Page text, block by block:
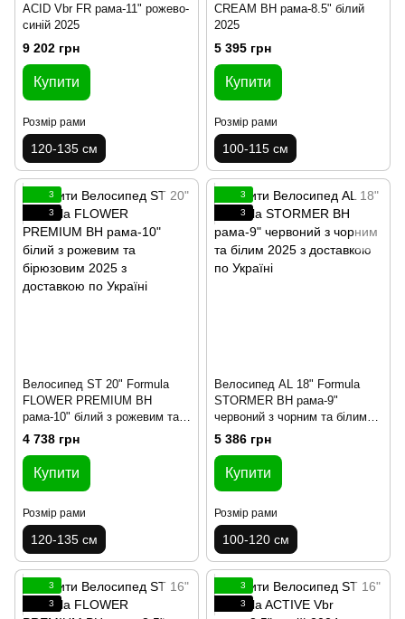
ACID Vbr FR рама-11" рожево-
синій 2025
9 202 грн
Купити
Розмір рами
120-135 см
CREAM BH рама-8.5" білий
2025
5 395 грн
Купити
Розмір рами
100-115 см
3
3
Велосипед ST 20" Formula
FLOWER PREMIUM BH
рама-10" білий з рожевим та
бірюзовим 2025
4 738 грн
Купити
Розмір рами
120-135 см
3
3
Велосипед AL 18" Formula
STORMER BH рама-9"
червоний з чорним та білим
2025
5 386 грн
Купити
Розмір рами
100-120 см
3
3
3
3